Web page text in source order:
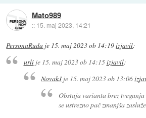
Mato989
:: 15. maj 2023, 14:21
PersonaRuda je 15. maj 2023 ob 14:19izjavil:
urlije 15. maj 2023 ob 14:15izjavil:
NovakJje 15. maj 2023 ob 13:06
Obstaja varianta brez tveganja
se ustrezno pač zmanjša